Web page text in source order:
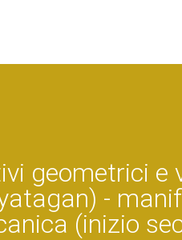
geometrici e
-
(inizio